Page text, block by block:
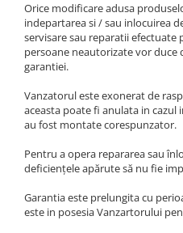
Orice modificare adusa
indepartarea si / sau inlocuirea
servisare sau reparatii
persoane neautorizate vor duce
garantiei.
Vanzatorul este exonerat de
aceasta poate fi anulata in cazul
au fost montate corespunzator.
Pentru a opera repararea sau
deficiențele apărute să nu fie
Garantia este prelungita cu
este in posesia Vanzartorului